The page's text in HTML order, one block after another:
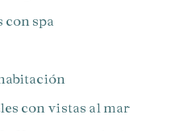
con spa
con vistas al mar